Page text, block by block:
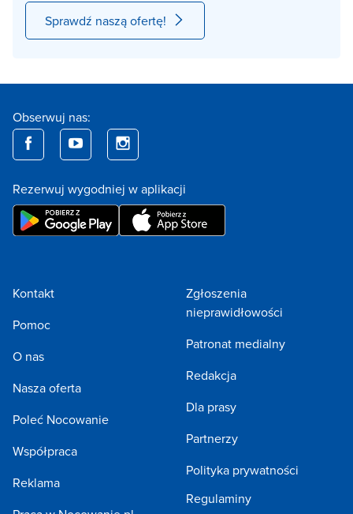
Sprawdź naszą ofertę!
Obserwuj nas:
Rezerwuj wygodniej w aplikacji
Kontakt
Pomoc
O nas
Nasza oferta
Poleć Nocowanie
Współpraca
Reklama
Zgłoszenia
nieprawidłowości
Patronat medialny
Redakcja
Dla prasy
Partnerzy
Polityka prywatności
Regulaminy